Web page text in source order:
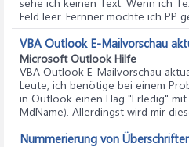
Feld leer. Fernner möchte ich PP
VBA Outlook E-Mailvorschau
Microsoft Outlook Hilfe
VBA Outlook E-Mailvorschau
Leute, ich benötige bei einem
in Outlook einen Flag "Erledig"
MdName). Allerdingst wird mir
Nummerierung von